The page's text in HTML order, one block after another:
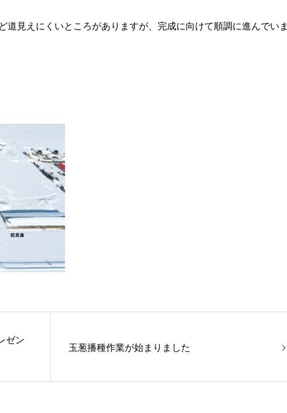
道見えにくいところがありますが、完成に向けて順調に進んでいま
ゼン
玉葱播種作業が始まりました